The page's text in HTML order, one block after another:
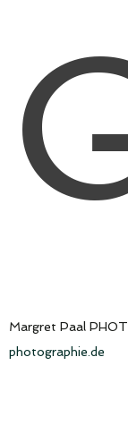
Margret Paal
photographie.de